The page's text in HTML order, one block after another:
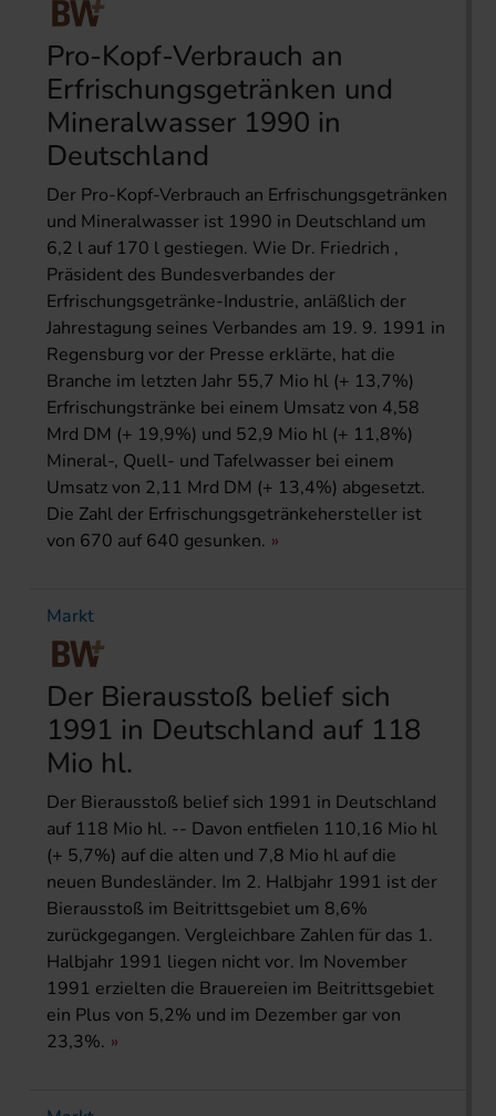
Pro-Kopf-Verbrauch an
Erfrischungsgetränken und
Mineralwasser 1990 in
Deutschland
Der Pro-Kopf-Verbrauch an Erfrischungsgetränken
und Mineralwasser ist 1990 in Deutschland um
6,2 l auf 170 l gestiegen. Wie Dr. Friedrich ,
Präsident des Bundesverbandes der
Erfrischungsgetränke-Industrie, anläßlich der
Jahrestagung seines Verbandes am 19. 9. 1991 in
Regensburg vor der Presse erklärte, hat die
Branche im letzten Jahr 55,7 Mio hl (+ 13,7%)
Erfrischungstränke bei einem Umsatz von 4,58
Mrd DM (+ 19,9%) und 52,9 Mio hl (+ 11,8%)
Mineral-, Quell- und Tafelwasser bei einem
Umsatz von 2,11 Mrd DM (+ 13,4%) abgesetzt.
Die Zahl der Erfrischungsgetränkehersteller ist
von 670 auf 640 gesunken.
Markt
Der Bierausstoß belief sich
1991 in Deutschland auf 118
Mio hl.
Der Bierausstoß belief sich 1991 in Deutschland
auf 118 Mio hl. -- Davon entfielen 110,16 Mio hl
(+ 5,7%) auf die alten und 7,8 Mio hl auf die
neuen Bundesländer. Im 2. Halbjahr 1991 ist der
Bierausstoß im Beitrittsgebiet um 8,6%
zurückgegangen. Vergleichbare Zahlen für das 1.
Halbjahr 1991 liegen nicht vor. Im November
1991 erzielten die Brauereien im Beitrittsgebiet
ein Plus von 5,2% und im Dezember gar von
23,3%.